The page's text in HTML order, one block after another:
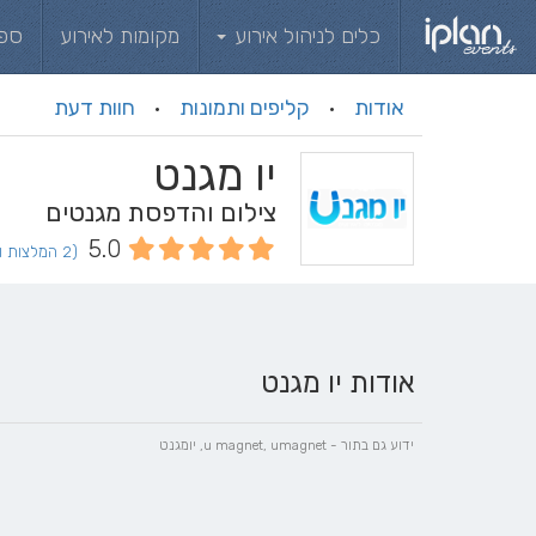
כלים לניהול אירוע מקומות לאירוע
אודות · קליפים ותמונות · חוות דעת
יו מגנט
צילום והדפסת מגנטים
5.0 (2 המלצות וחוות דעת)
אודות יו מגנט
ידוע גם בתור - u magnet, umagnet, יומגנט